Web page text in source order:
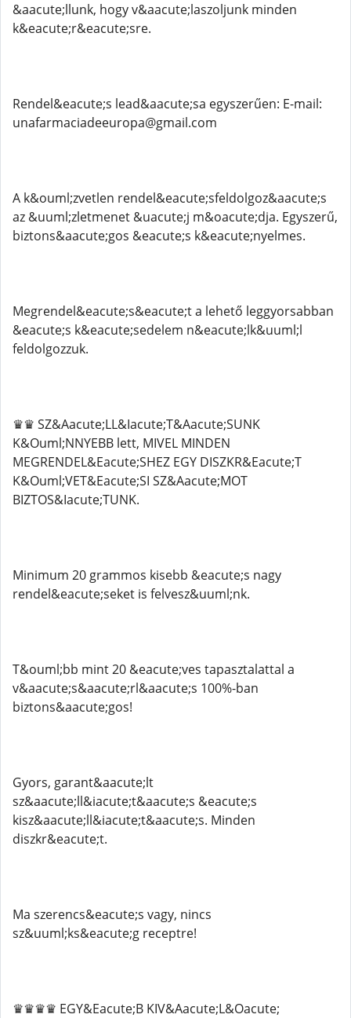
&aacute;llunk, hogy v&aacute;laszoljunk minden
k&eacute;r&eacute;sre.
Rendel&eacute;s lead&aacute;sa egyszerűen: E-mail:
unafarmaciadeeuropa@gmail.com
A k&ouml;zvetlen rendel&eacute;sfeldolgoz&aacute;s
az &uuml;zletmenet &uacute;j m&oacute;dja. Egyszerű,
biztons&aacute;gos &eacute;s k&eacute;nyelmes.
Megrendel&eacute;s&eacute;t a lehető leggyorsabban
&eacute;s k&eacute;sedelem n&eacute;lk&uuml;l
feldolgozzuk.
♛♛ SZ&Aacute;LL&Iacute;T&Aacute;SUNK
K&Ouml;NNYEBB lett, MIVEL MINDEN
MEGRENDEL&Eacute;SHEZ EGY DISZKR&Eacute;T
K&Ouml;VET&Eacute;SI SZ&Aacute;MOT
BIZTOS&Iacute;TUNK.
Minimum 20 grammos kisebb &eacute;s nagy
rendel&eacute;seket is felvesz&uuml;nk.
T&ouml;bb mint 20 &eacute;ves tapasztalattal a
v&aacute;s&aacute;rl&aacute;s 100%-ban
biztons&aacute;gos!
Gyors, garant&aacute;lt
sz&aacute;ll&iacute;t&aacute;s &eacute;s
kisz&aacute;ll&iacute;t&aacute;s. Minden
diszkr&eacute;t.
Ma szerencs&eacute;s vagy, nincs
sz&uuml;ks&eacute;g receptre!
♛♛♛♛ EGY&Eacute;B KIV&Aacute;L&Oacute;